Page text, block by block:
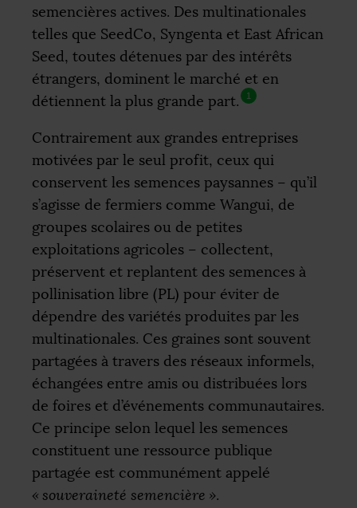
semencières actives. Des multinationales
telles que SeedCo, Syngenta et East African
Seed, toutes détenues par des intérêts
étrangers, dominent le marché et en
détiennent la plus grande part.
1
Contrairement aux grandes entreprises
motivées par le seul profit, ceux qui
conservent les semences paysannes – qu’il
s’agisse de fermiers comme Wangui, de
groupes scolaires ou de petites
exploitations agricoles – collectent,
préservent et replantent des semences à
pollinisation libre (PL) pour éviter de
dépendre des variétés produites par les
multinationales. Ces graines sont souvent
partagées à travers des réseaux informels,
échangées entre amis ou distribuées lors
de foires et d’événements communautaires.
Ce principe selon lequel les semences
constituent une ressource publique
partagée est communément appelé
« souveraineté semencière ».